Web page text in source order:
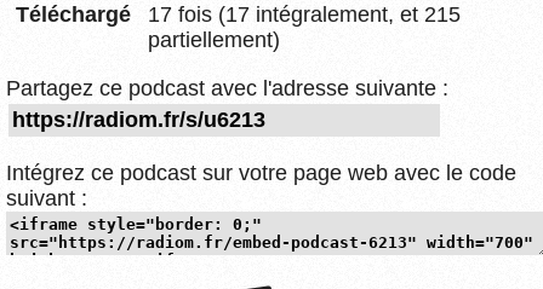
Téléchargé
17 fois (17 intégralement, et 215
partiellement)
Partagez ce podcast avec l'adresse suivante :
Intégrez ce podcast sur votre page web avec le code
suivant :